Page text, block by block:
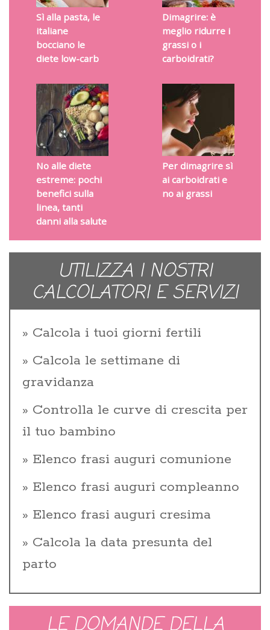
Sì alla pasta, le
italiane
bocciano le
diete low-carb
Dimagrire: è
meglio ridurre i
grassi o i
carboidrati?
No alle diete
estreme: pochi
benefici sulla
linea, tanti
danni alla salute
Per dimagrire sì
ai carboidrati e
no ai grassi
UTILIZZA I NOSTRI
CALCOLATORI E SERVIZI
Calcola i tuoi giorni fertili
Calcola le settimane di
gravidanza
Controlla le curve di crescita per
il tuo bambino
Elenco frasi auguri comunione
Elenco frasi auguri compleanno
Elenco frasi auguri cresima
Calcola la data presunta del
parto